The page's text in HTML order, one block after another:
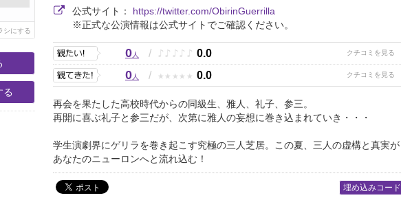
シにする
る
公式サイト： https://twitter.com/ObirinGuerrilla
※正式な公演情報は公式サイトでご確認ください。
0人 / ♪ ♪ ♪ ♪ ♪ 0.0
0人 / ★ ★ ★ ★ ★ 0.0
再会を果たした高校時代からの同級生、雅人、礼子、参三。
再開に喜ぶ礼子と参三だが、次第に雅人の妄想に巻き込まれていき・・・
学生演劇界にゲリラを巻き起こす究極の三人芝居。この夏、三人の虚構と真実が
あなたのニューロンへと流れ込む！
埋め込みコード